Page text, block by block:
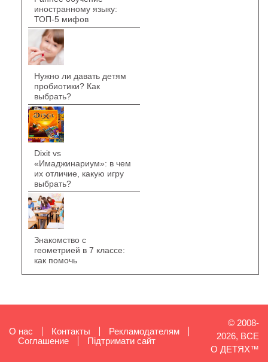
иностранному языку:
ТОП-5 мифов
Нужно ли давать детям
пробиотики? Как
выбрать?
Dixit vs
«Имаджинариум»: в чем
их отличие, какую игру
выбрать?
Знакомство с
геометрией в 7 классе:
как помочь
О нас Контакты
Рекламодателям
Cоглашение
Підтримати сайт
© 2008-
2026, ВСЕ
О ДЕТЯХ™